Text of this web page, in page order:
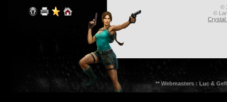
©
©
Crystal
** Webmasters : Luc &